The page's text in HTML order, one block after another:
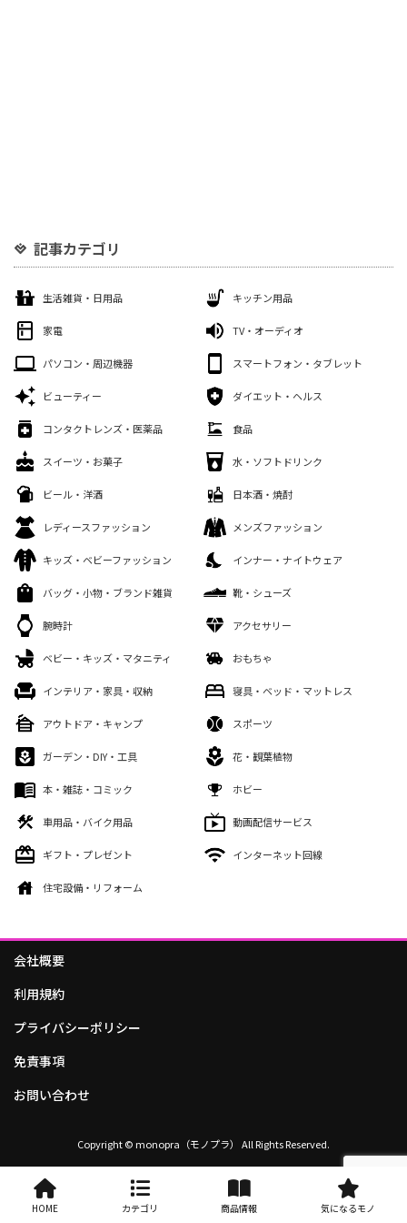
記事カテゴリ
生活雑貨・日用品 キッチン用品
家電 TV・オーディオ
パソコン・周辺機器 スマートフォン・タブレット
ビューティー ダイエット・ヘルス
コンタクトレンズ・医薬品 食品
スイーツ・お菓子 水・ソフトドリンク
ビール・洋酒 日本酒・焼酎
レディースファッション メンズファッション
キッズ・ベビーファッション インナー・ナイトウェア
バッグ・小物・ブランド雑貨 靴・シューズ
腕時計 アクセサリー
ベビー・キッズ・マタニティ おもちゃ
インテリア・家具・収納 寝具・ベッド・マットレス
アウトドア・キャンプ スポーツ
ガーデン・DIY・工具 花・観葉植物
本・雑誌・コミック ホビー
車用品・バイク用品 動画配信サービス
ギフト・プレゼント インターネット回線
住宅設備・リフォーム
会社概要
利用規約
プライバシーポリシー
免責事項
お問い合わせ
Copyright © monopra（モノプラ） All Rights Reserved.
HOME カテゴリ 商品情報 気になるモノ